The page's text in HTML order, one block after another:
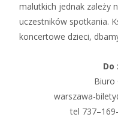
malutkich jednak zależy
uczestników spotkania.
koncertowe dzieci,
Do
Biuro
warszawa-
tel